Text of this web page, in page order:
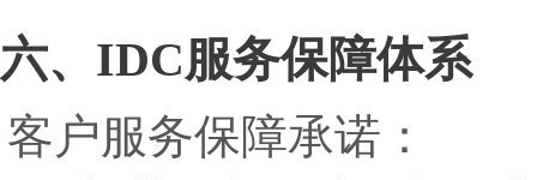
六、IDC服务保障体系
客户服务保障承诺：